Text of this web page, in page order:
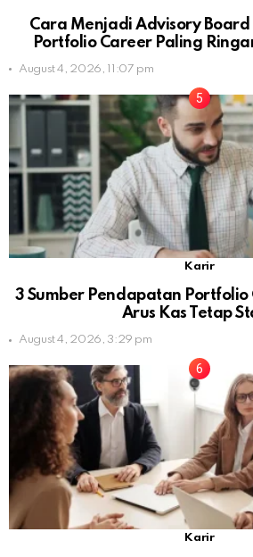
Cara Menjadi Advisory
Portfolio Career Paling
August 4, 2026, 11:07 pm
Karir
3 Sumber Pendapatan Portfolio
Arus Kas Tetap
August 4, 2026, 3:29 pm
Karir